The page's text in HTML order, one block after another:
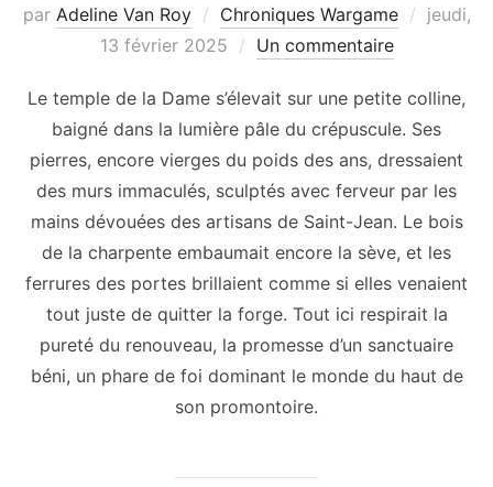
par Adeline Van Roy Chroniques Wargame
Publié
jeudi,
13 février 2025
Un commentaire
Le temple de la Dame s’élevait sur une petite colline,
baigné dans la lumière pâle du crépuscule. Ses
pierres, encore vierges du poids des ans, dressaient
des murs immaculés, sculptés avec ferveur par les
mains dévouées des artisans de Saint-Jean. Le bois
de la charpente embaumait encore la sève, et les
ferrures des portes brillaient comme si elles venaient
tout juste de quitter la forge. Tout ici respirait la
pureté du renouveau, la promesse d’un sanctuaire
béni, un phare de foi dominant le monde du haut de
son promontoire.